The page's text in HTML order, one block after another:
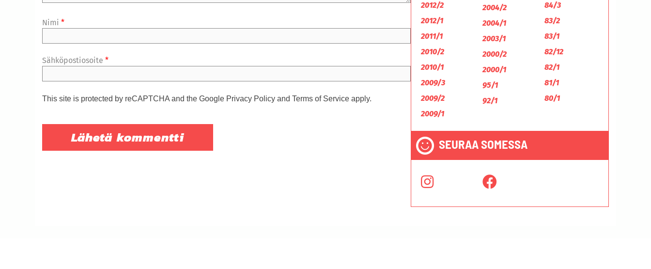
Nimi *
Sähköpostiosoite *
This site is protected by reCAPTCHA and the Google Privacy Policy and Terms of Service apply.
2012/2
2012/1
2011/1
2010/2
2010/1
2009/3
2009/2
2009/1
2004/2
2004/1
2003/1
2000/2
2000/1
95/1
92/1
84/3
83/2
83/1
82/12
82/1
81/1
80/1
SEURAA SOMESSA